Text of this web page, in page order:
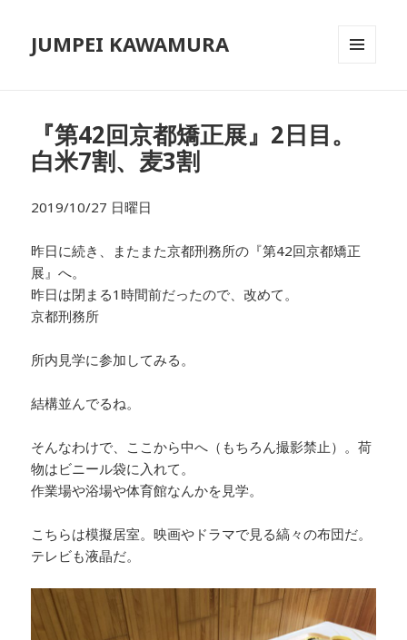
JUMPEI KAWAMURA
『第42回京都矯正展』2日目。
白米7割、麦3割
2019/10/27 日曜日
昨日に続き、またまた京都刑務所の『第42回京都矯正
展』へ。
昨日は閉まる1時間前だったので、改めて。
京都刑務所
所内見学に参加してみる。
結構並んでるね。
そんなわけで、ここから中へ（もちろん撮影禁止）。荷
物はビニール袋に入れて。
作業場や浴場や体育館なんかを見学。
こちらは模擬居室。映画やドラマで見る縞々の布団だ。
テレビも液晶だ。